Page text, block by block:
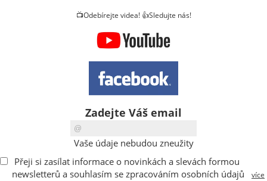
📺Odebírejte videa! 👍Sledujte nás!
Zadejte Váš email
Vaše údaje nebudou zneužity
Přeji si zasílat informace o novinkách a slevách formou
newsletterů a souhlasím se zpracováním osobních údajů
více